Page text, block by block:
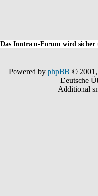
Das Inntram-Forum wird sicher
Powered by phpBB © 2001,
Deutsche
Additional